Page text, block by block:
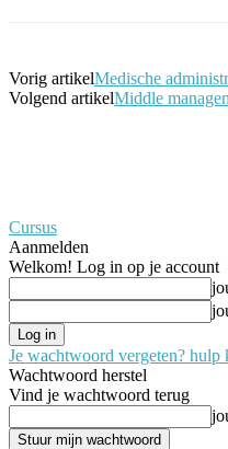
Vorig artikelMedische
Volgend artikelMiddle
Cursus
Aanmelden
Welkom! Log in op je account
Je wachtwoord vergeten? hulp
Wachtwoord herstel
Vind je wachtwoord terug